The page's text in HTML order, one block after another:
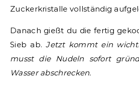
Zuckerkristalle vollständig
Danach gießt du die fertig
Sieb ab.Jetzt kommt ein
musst die Nudeln sofort
Wasser abschrecken.